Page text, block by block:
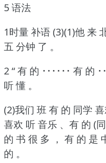
5 语法
1时量 补语 (3)(1)他 来
五 分钟 了 。
2 “ 有 的 ･･････ 有 的
听 懂 。
(2)我们 班 有 的 同学
喜欢 听 音乐 、有 的 (
的 书 很 多 ， 有 的 是
的 。